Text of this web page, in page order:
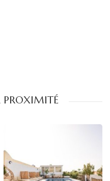
PROXIMITÉ